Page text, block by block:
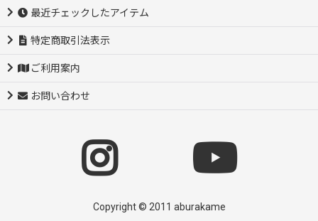
最近チェックしたアイテム
特定商取引法表示
ご利用案内
お問い合わせ
Copyright © 2011 aburakame